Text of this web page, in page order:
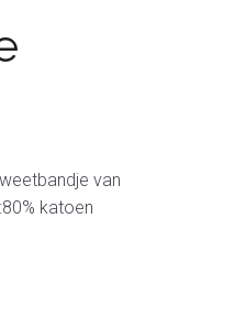
van
katoen